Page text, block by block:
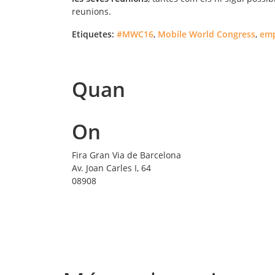
reunions.
Etiquetes: #MWC16, Mobile World Congress,
Quan
On
Fira Gran Via de Barcelona
Av. Joan Carles I, 64
08908